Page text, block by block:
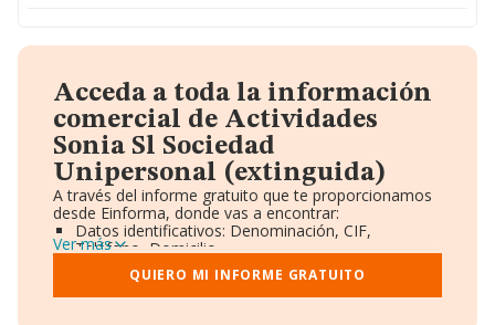
Acceda a toda la información
comercial de Actividades
Sonia Sl Sociedad
Unipersonal (extinguida)
A través del informe gratuito que te proporcionamos
desde Einforma, donde vas a encontrar:
Datos identificativos: Denominación, CIF,
Teléfono, Domicilio.
Informe Mercantil Completo (BORME).
Gráficos de Evolución Ventas y Empleados.
Consejo de Administración y Administradores.
Ver más
QUIERO MI INFORME GRATUITO